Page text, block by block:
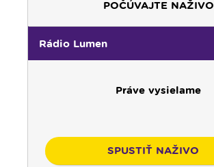
POČÚVAJTE NAŽIVO
Rádio Lumen
Práve vysielame
SPUSTIŤ NAŽIVO
01:00
Rodina - repríza
01:30
Gospelparáda - repríza